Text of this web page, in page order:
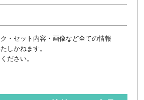
・セット内容・画像など全ての情報
しかねます。
ださい。